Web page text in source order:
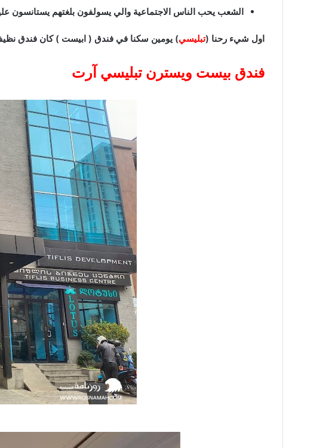
الشعب يحب الناس الاجتماعية والي يسولفون بلغتهم يستانسون
اول شيء رحنا (تبليسي) يومين سكنا في فندق ( ابيست ) كان فندق
فندق بيست ويسترن تبليسي آرت